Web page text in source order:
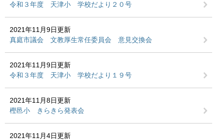
令和３年度 天津小 学校だより２０号
2021年11月9日更新
真庭市議会 文教厚生常任委員会 意見交換会
2021年11月9日更新
令和３年度 天津小 学校だより１９号
2021年11月8日更新
樫邑小 きらきら発表会
2021年11月4日更新